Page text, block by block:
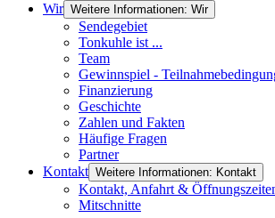
Wir Weitere Informationen: Wir
Sendegebiet
Tonkuhle ist ...
Team
Gewinnspiel -
Finanzierung
Geschichte
Zahlen und Fakten
Häufige Fragen
Partner
Kontakt Weitere Informationen: Kontakt
Kontakt, Anfahrt &
Mitschnitte